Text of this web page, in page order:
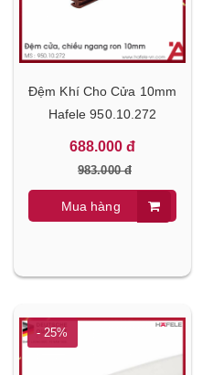
Đệm Khí Cho Cửa 10mm
Hafele 950.10.272
688.000 đ
983.000 đ
Mua hàng
- 25%